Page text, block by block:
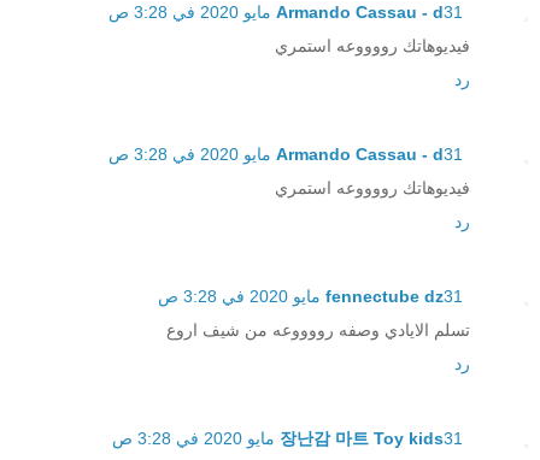
Armando Cassau - d31 مايو 2020 في 3:28 ص
فيديوهاتك رووووعه استمري
رد
Armando Cassau - d31 مايو 2020 في 3:28 ص
فيديوهاتك رووووعه استمري
رد
fennectube dz31 مايو 2020 في 3:28 ص
تسلم الايادي وصفه رووووعه من شيف اروع
رد
장난감 마트 Toy kids31 مايو 2020 في 3:28 ص